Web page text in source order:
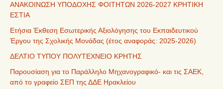
ΑΝΑΚΟΙΝΩΣΗ ΥΠΟΔΟΧΗΣ ΦΟΙΤΗΤΩΝ 2026-2027 ΚΡΗΤΙΚΗ
ΕΣΤΙΑ
Ετήσια Έκθεση Εσωτερικής Αξιολόγησης του Εκπαιδευτικού
Έργου της Σχολικής Μονάδας (έτος αναφοράς: 2025-2026)
ΔΕΛΤΙΟ ΤΥΠΟΥ ΠΟΛΥΤΕΧΝΕΙΟ ΚΡΗΤΗΣ
Παρουσίαση για το Παράλληλο Μηχανογραφικό- και τις ΣΑΕΚ,
από το γραφείο ΣΕΠ της ΔΔΕ Ηρακλείου